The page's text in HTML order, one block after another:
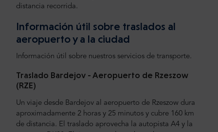
distancia recorrida.
Información útil sobre traslados al
aeropuerto y a la ciudad
Información útil sobre nuestros servicios de transporte.
Traslado Bardejov - Aeropuerto de Rzeszow
(RZE)
Un viaje desde Bardejov al aeropuerto de Rzeszow dura
aproximadamente 2 horas y 25 minutos y cubre 160 km
de distancia. El traslado aprovecha la autopista A4 y la